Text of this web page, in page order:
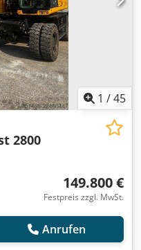
1 /45
2800
149.800 €
Festpreis zzgl. MwSt.
Anrufen